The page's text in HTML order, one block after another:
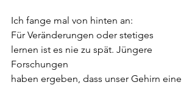
Ich fange mal von hinten an:
Für Veränderungen oder stetiges
lernen ist es nie zu spät. Jüngere
Forschungen
haben ergeben, dass unser Gehirn eine